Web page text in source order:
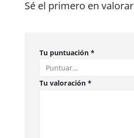
Sé el primero en valorar
Tu puntuación *
Tu valoración *